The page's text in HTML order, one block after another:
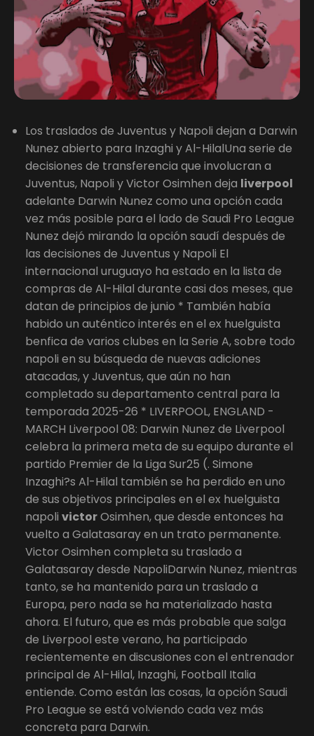
Los traslados de Juventus y Napoli dejan a Darwin
Nunez abierto para Inzaghi y Al-HilalUna serie de
decisiones de transferencia que involucran a
Juventus, Napoli y Victor Osimhen deja liverpool
adelante Darwin Nunez como una opción cada
vez más posible para el lado de Saudi Pro League
Nunez dejó mirando la opción saudí después de
las decisiones de Juventus y Napoli El
internacional uruguayo ha estado en la lista de
compras de Al-Hilal durante casi dos meses, que
datan de principios de junio * También había
habido un auténtico interés en el ex huelguista
benfica de varios clubes en la Serie A, sobre todo
napoli en su búsqueda de nuevas adiciones
atacadas, y Juventus, que aún no han
completado su departamento central para la
temporada 2025-26 * LIVERPOOL, ENGLAND -
MARCH Liverpool 08: Darwin Nunez de Liverpool
celebra la primera meta de su equipo durante el
partido Premier de la Liga Sur25 (. Simone
Inzaghi?s Al-Hilal también se ha perdido en uno
de sus objetivos principales en el ex huelguista
napoli victorOsimhen, que desde entonces ha
vuelto a Galatasaray en un trato permanente.
Victor Osimhen completa su traslado a
Galatasaray desde NapoliDarwin Nunez, mientras
tanto, se ha mantenido para un traslado a
Europa, pero nada se ha materializado hasta
ahora. El futuro, que es más probable que salga
de Liverpool este verano, ha participado
recientemente en discusiones con el entrenador
principal de Al-Hilal, Inzaghi, Football Italia
entiende. Como están las cosas, la opción Saudi
Pro League se está volviendo cada vez más
concreta para Darwin.